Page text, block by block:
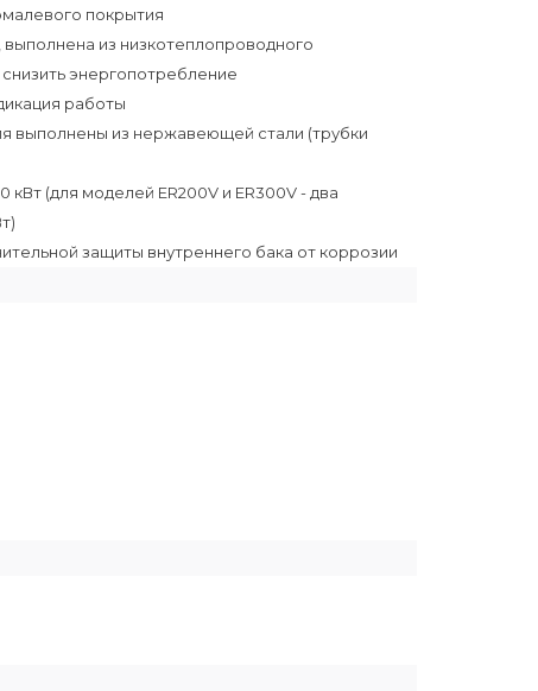
покрытия
из низкотеплопроводного
энергопотребление
работы
выполнены из нержавеющей стали (трубки
(для моделей ER200V и ER300V - два
защиты внутреннего бака от коррозии